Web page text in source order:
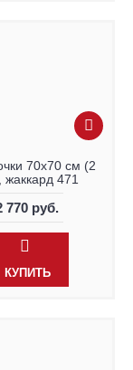
70х70 см (2
жаккард 471
770 руб.
КУПИТЬ